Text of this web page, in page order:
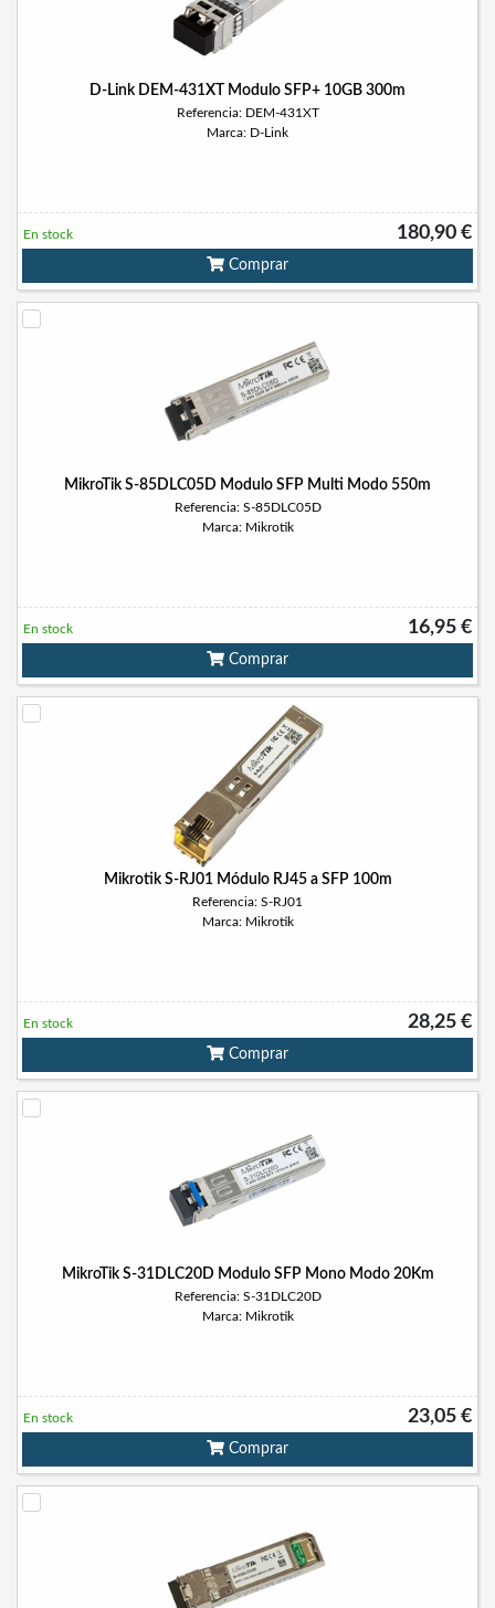
D-Link DEM-431XT Modulo SFP+ 10GB 300m
Referencia: DEM-431XT
Marca: D-Link
180,90 €
En stock
Comprar
MikroTik S-85DLC05D Modulo SFP Multi Modo 550m
Referencia: S-85DLC05D
Marca: Mikrotik
16,95 €
En stock
Comprar
Mikrotik S-RJ01 Módulo RJ45 a SFP 100m
Referencia: S-RJ01
Marca: Mikrotik
28,25 €
En stock
Comprar
MikroTik S-31DLC20D Modulo SFP Mono Modo 20Km
Referencia: S-31DLC20D
Marca: Mikrotik
23,05 €
En stock
Comprar